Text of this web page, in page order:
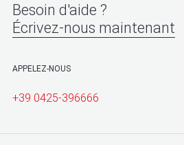
Besoin d'aide ?
Écrivez-nous maintenant
APPELEZ-NOUS
+39 0425-396666